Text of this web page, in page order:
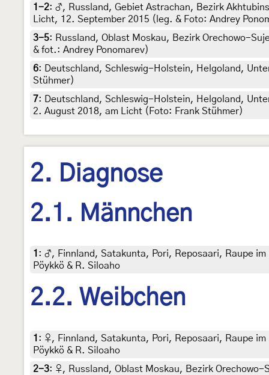
1-2: ♂, Russland, Gebiet Astrachan, Bezirk
Licht, 12. September 2015 (leg. & Foto: Andrey
3-5: Russland, Oblast Moskau, Bezirk Orechowo-
& fot.: Andrey Ponomarev)
6:
Deutschland, Schleswig-Holstein, Helgoland,
Stühmer)
7:
Deutschland, Schleswig-Holstein, Helgoland,
2. August 2018, am Licht (Foto: Frank Stühmer)
2. Diagnose
2.1. Männchen
1 : ♂, Finnland, Satakunta, Pori, Reposaari, Raupe
Pöykkö & R. Siloaho
2.2. Weibchen
1 : ♀, Finnland, Satakunta, Pori, Reposaari, Raupe
Pöykkö & R. Siloaho
2-3: ♀, Russland, Oblast Moskau, Bezirk